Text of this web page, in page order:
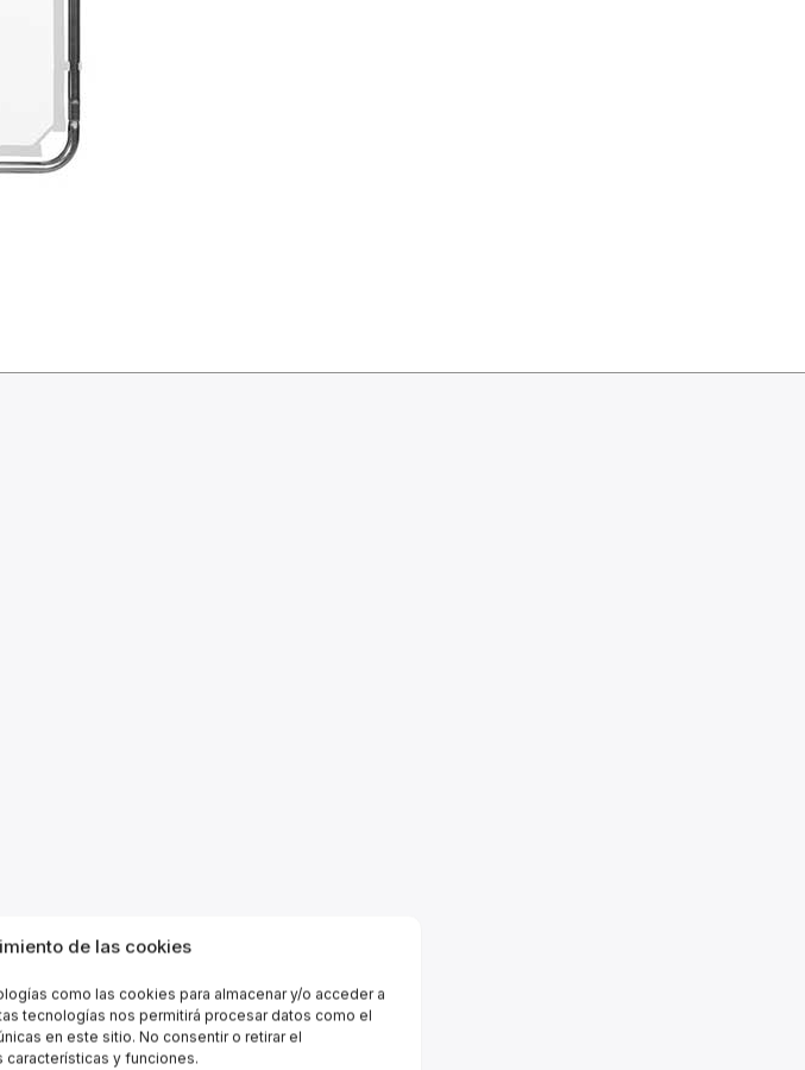
de las cookies
como las cookies para almacenar y/o acceder a
tecnologías nos permitirá procesar datos como el
en este sitio. No consentir o retirar el
y funciones.